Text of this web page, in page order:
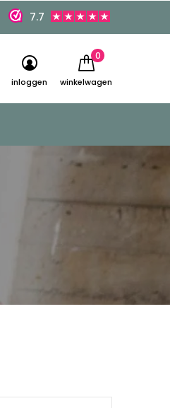
inloggen winkelwagen
0
7.7